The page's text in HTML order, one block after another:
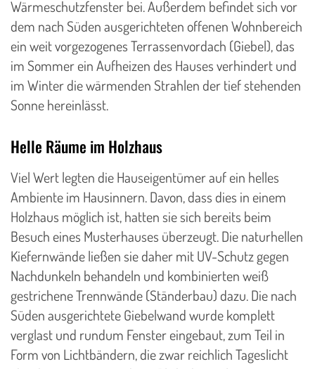
Wärmeschutzfenster bei. Außerdem befindet sich vor
dem nach Süden ausgerichteten offenen Wohnbereich
ein weit vorgezogenes Terrassenvordach (Giebel), das
im Sommer ein Aufheizen des Hauses verhindert und
im Winter die wärmenden Strahlen der tief stehenden
Sonne hereinlässt.
Helle Räume im Holzhaus
Viel Wert legten die Hauseigentümer auf ein helles
Ambiente im Hausinnern. Davon, dass dies in einem
Holzhaus möglich ist, hatten sie sich bereits beim
Besuch eines Musterhauses überzeugt. Die naturhellen
Kiefernwände ließen sie daher mit UV-Schutz gegen
Nachdunkeln behandeln und kombinierten weiß
gestrichene Trennwände (Ständerbau) dazu. Die nach
Süden ausgerichtete Giebelwand wurde komplett
verglast und rundum Fenster eingebaut, zum Teil in
Form von Lichtbändern, die zwar reichlich Tageslicht